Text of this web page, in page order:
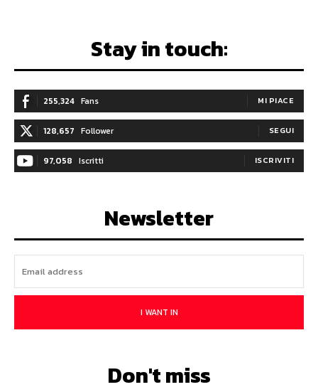
Stay in touch:
255,324 Fans MI PIACE
128,657 Follower SEGUI
97,058 Iscritti ISCRIVITI
Newsletter
I WANT IN
Don't miss